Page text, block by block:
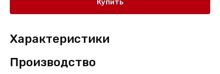
Купить
Характеристики
Производство